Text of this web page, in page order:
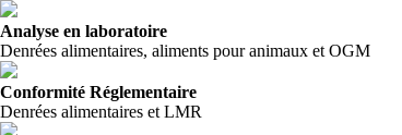
Analyse en laboratoire
Denrées alimentaires, aliments pour animaux et OGM
Conformité Réglementaire
Denrées alimentaires et LMR